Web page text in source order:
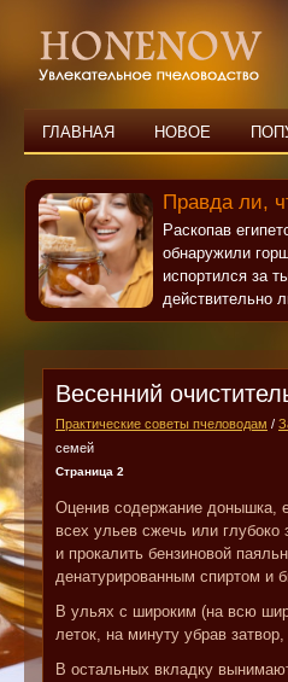
ГЛАВНАЯ НОВОЕ
Правда ли,
Раскопав
обнаружили
испортился за
действительно
Весенний
Практические советы пчеловодам /
семей
Страница 2
Оценив содержание донышка,
всех ульев сжечь или
и прокалить бензиновой
денатурированным спиртом и
В ульях с широким (на всю
леток, на минуту убрав
В остальных вкладку